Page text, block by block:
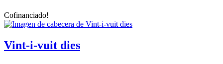
Cofinanciado!
Vint-i-vuit dies